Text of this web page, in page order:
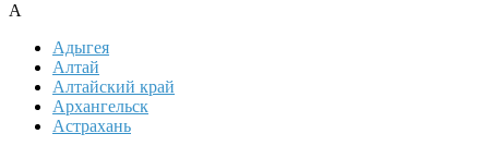
А
Адыгея
Алтай
Алтайский край
Архангельск
Астрахань